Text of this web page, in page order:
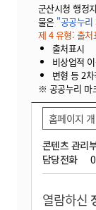
군산시청 행정
물은 "공공누
제 4 유형: 출처
출처표시
비상업적
변형 등 2
※ 공공누리 마
콘텐츠 관리
담당전화
홈페이지
열람하신